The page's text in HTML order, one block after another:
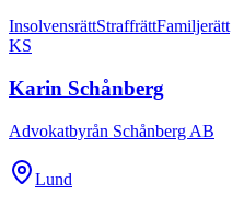
InsolvensrättStraffrättFamiljerätt
KS
Karin Schånberg
Advokatbyrån Schånberg AB
Lund